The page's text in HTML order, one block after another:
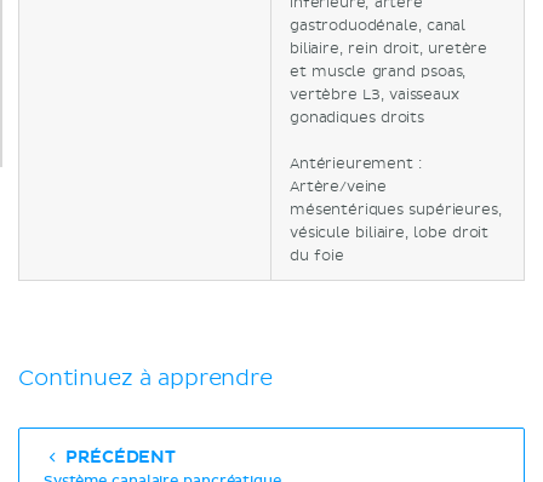
gastroduodénale, canal
biliaire, rein droit, uretère
et muscle grand psoas,
vertèbre L3, vaisseaux
gonadiques droits
Antérieurement :
Artère/veine
mésentériques supérieures,
vésicule biliaire, lobe droit
du foie
Continuez à apprendre
PRÉCÉDENT